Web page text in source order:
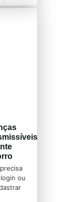
ou